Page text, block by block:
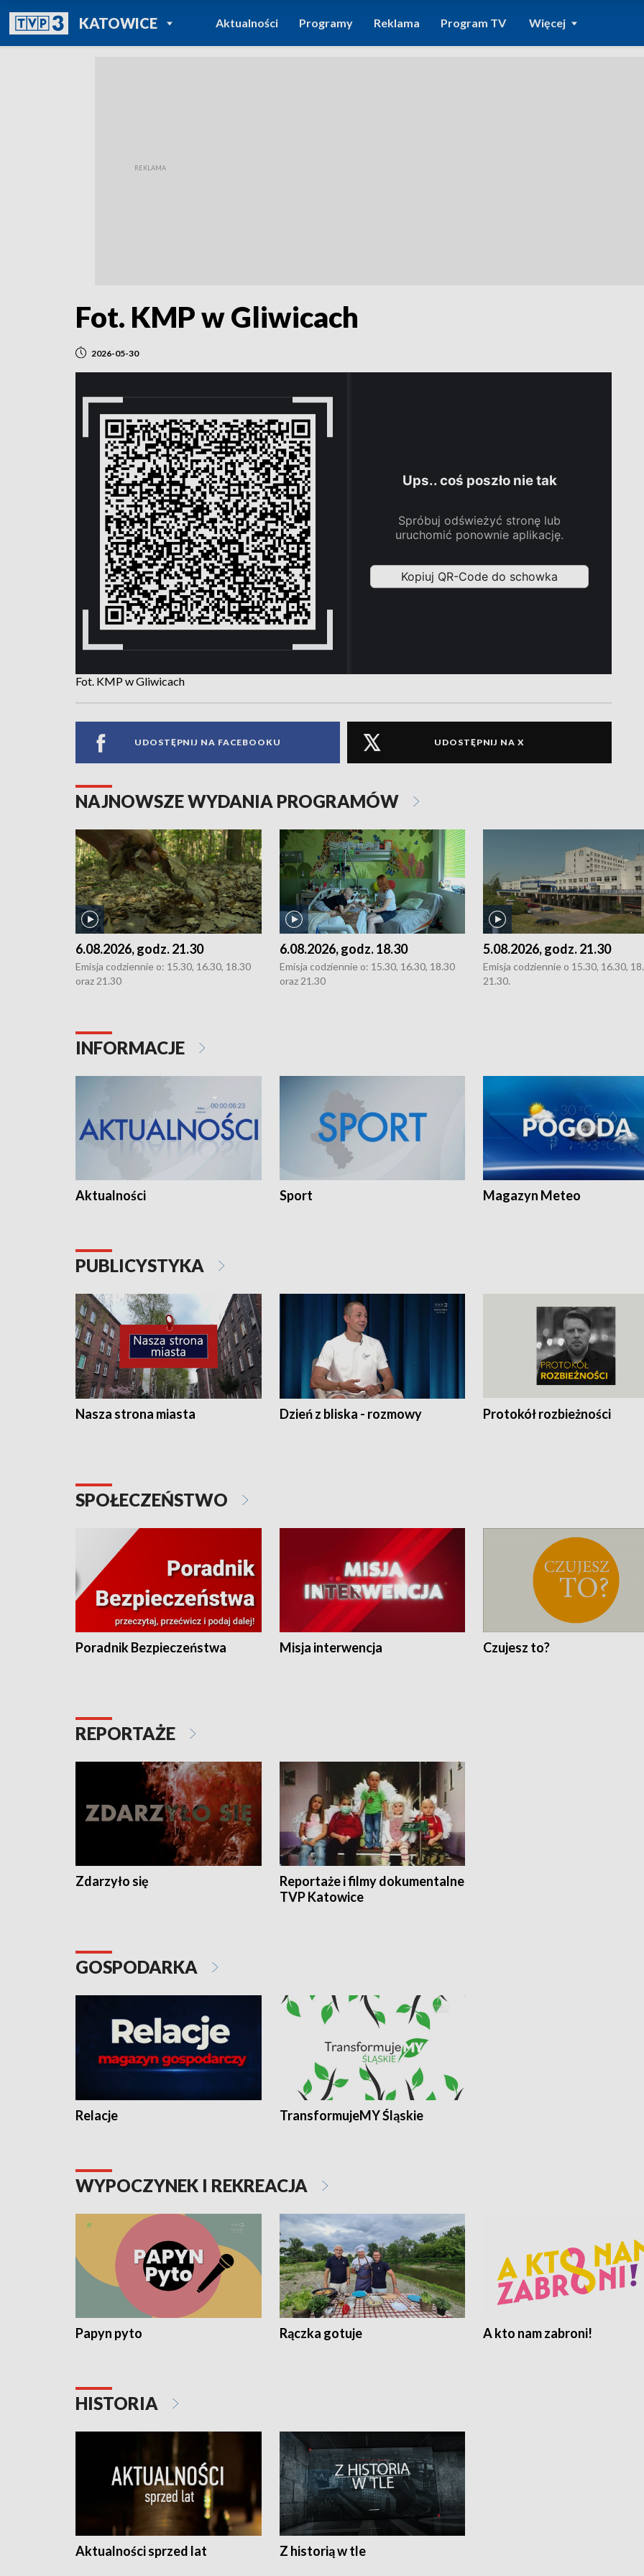
KATOWICEPOWRÓT DO
TVP REGIONY
Aktualności Programy Reklama Program TV Więcej
Fot. KMP w Gliwicach
2026-05-30
Fot. KMP w Gliwicach
UDOSTĘPNIJ NA FACEBOOKU UDOSTĘPNIJ NA X
NAJNOWSZE WYDANIA PROGRAMÓW
6.08.2026, godz. 21.30
Emisja codziennie o: 15.30, 16.30, 18.30
oraz 21.30
6.08.2026, godz. 18.30
Emisja codziennie o: 15.30, 16.30, 18.30
oraz 21.30
5.08.2026, godz. 21.30
Emisja codziennie o 15.30, 16.30,
21.30.
INFORMACJE
Aktualności Sport Magazyn Meteo
PUBLICYSTYKA
Nasza strona miasta Dzień z bliska - rozmowy Protokół rozbieżności
SPOŁECZEŃSTWO
Poradnik Bezpieczeństwa Misja interwencja Czujesz to?
REPORTAŻE
Zdarzyło się
Reportaże i filmy dokumentalne
TVP Katowice
GOSPODARKA
Relacje TransformujeMY Śląskie
WYPOCZYNEK I REKREACJA
Papyn pyto Rączka gotuje A kto nam zabroni!
HISTORIA
Aktualności sprzed lat Z historią w tle